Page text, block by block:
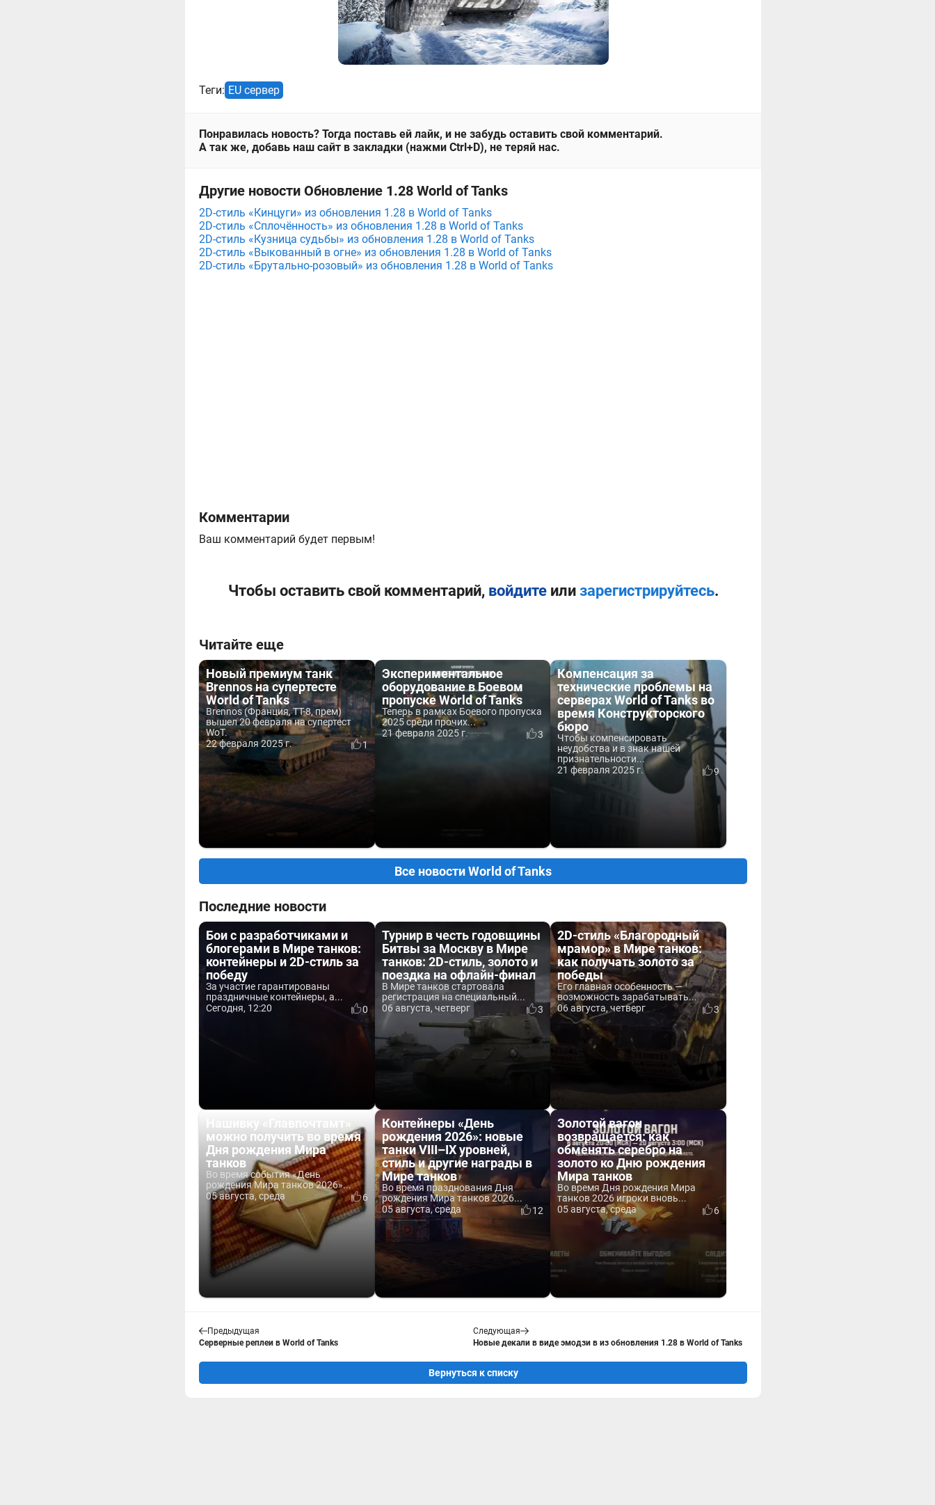
Теги: EU сервер
Понравилась новость? Тогда поставь ей лайк, и не забудь оставить свой комментарий.
А так же, добавь наш сайт в закладки (нажми Ctrl+D), не теряй нас.
Другие новости Обновление 1.28 World of Tanks
2D-стиль «Кинцуги» из обновления 1.28 в World of Tanks
2D-стиль «Сплочённость» из обновления 1.28 в World of Tanks
2D-стиль «Кузница судьбы» из обновления 1.28 в World of Tanks
2D-стиль «Выкованный в огне» из обновления 1.28 в World of Tanks
2D-стиль «Брутально-розовый» из обновления 1.28 в World of Tanks
Комментарии
Ваш комментарий будет первым!
Чтобы оставить свой комментарий, войдитеили зарегистрируйтесь.
Читайте еще
Новый премиум танк
Brennos на супертесте
World of Tanks
Brennos (Франция, ТТ-8, прем)
вышел 20 февраля на супертест
WoT.
22 февраля 2025 г.
1
Экспериментальное
оборудование в Боевом
пропуске World of Tanks
Теперь в рамках Боевого пропуска
2025 среди прочих...
21 февраля 2025 г.
3
Компенсация за
технические проблемы на
серверах World of Tanks во
время Конструкторского
бюро
Чтобы компенсировать
неудобства и в знак нашей
признательности...
21 февраля 2025 г.
9
Все новости World of Tanks
Последние новости
Бои с разработчиками и
блогерами в Мире танков:
контейнеры и 2D-стиль за
победу
За участие гарантированы
праздничные контейнеры, а...
Сегодня, 12:20
0
Турнир в честь годовщины
Битвы за Москву в Мире
танков: 2D-стиль, золото и
поездка на офлайн-финал
В Мире танков стартовала
регистрация на специальный...
06 августа, четверг
3
2D-стиль «Благородный
мрамор» в Мире танков:
как получать золото за
победы
Его главная особенность —
возможность зарабатывать...
06 августа, четверг
3
Нашивку «Главпочтамт»
можно получить во время
Дня рождения Мира
танков
Во время события «День
рождения Мира танков 2026»...
05 августа, среда
6
Контейнеры «День
рождения 2026»: новые
танки VIII–IX уровней,
стиль и другие награды в
Мире танков
Во время празднования Дня
рождения Мира танков 2026...
05 августа, среда
12
Золотой вагон
возвращается: как
обменять серебро на
золото ко Дню рождения
Мира танков
Во время Дня рождения Мира
танков 2026 игроки вновь...
05 августа, среда
6
Предыдущая
Серверные реплеи в World of Tanks
Следующая
Новые декали в виде эмодзи в из обновления 1.28 в World of Tanks
Вернуться к списку